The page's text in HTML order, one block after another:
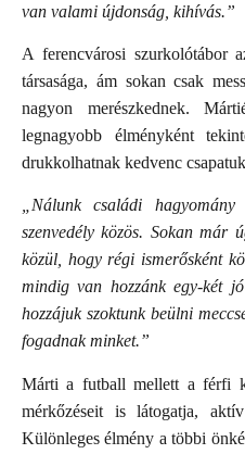
van valami újdonság, kihívás.”
A ferencvárosi szurkolótábor
társasága, ám sokan csak
nagyon merészkednek.
legnagyobb élményként
drukkolhatnak kedvenc
„Nálunk családi
szenvedély közös. Sokan már
közül, hogy régi ismerősként
mindig van hozzánk egy-két
hozzájuk szoktunk beülni
fogadnak minket.”
Márti a futball mellett a férfi
mérkőzéseit is látogatja,
Különleges élmény a többi